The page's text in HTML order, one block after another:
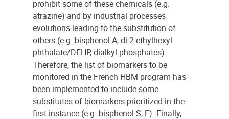
prohibit some of these chemicals (e.g.
atrazine) and by industrial processes
evolutions leading to the substitution of
others (e.g. bisphenol A, di-2-ethylhexyl
phthalate/DEHP, dialkyl phosphates).
Therefore, the list of biomarkers to be
monitored in the French HBM program has
been implemented to include some
substitutes of biomarkers prioritized in the
first instance (e.g. bisphenol S, F). Finally,